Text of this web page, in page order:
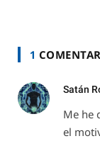
1
Satán
Me he
el